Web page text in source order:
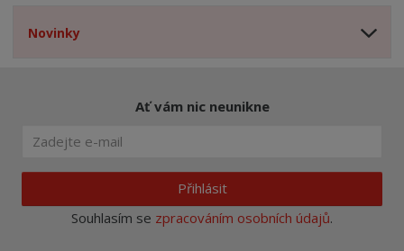
Novinky
Ať vám nic neunikne
Přihlásit
Souhlasím se zpracováním osobních údajů.